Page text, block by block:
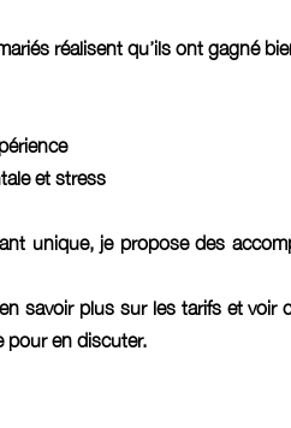
réalisent qu’ils ont gagné
et stress
unique, je propose des
savoir plus sur les tarifs et
pour en discuter.